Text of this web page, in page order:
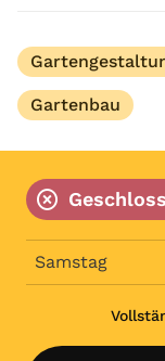
Gartenbau
Samstag